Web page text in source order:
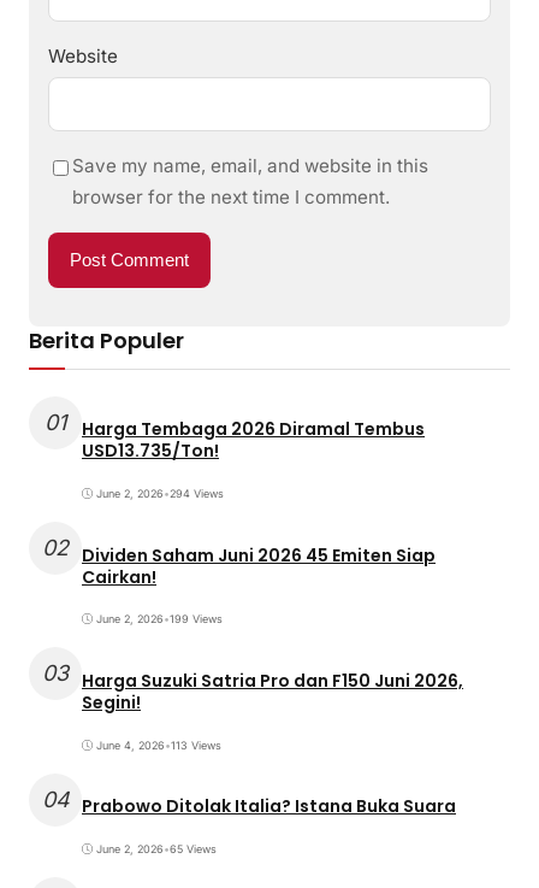
Website
Save my name, email, and website in this
browser for the next time I comment.
Berita Populer
01
Harga Tembaga 2026 Diramal Tembus
USD13.735/Ton!
June 2, 2026•294 Views
02 Dividen Saham Juni 2026 45 Emiten Siap
Cairkan!
June 2, 2026•199 Views
03 Harga Suzuki Satria Pro dan F150 Juni 2026,
Segini!
June 4, 2026•113 Views
04 Prabowo Ditolak Italia? Istana Buka Suara
June 2, 2026•65 Views